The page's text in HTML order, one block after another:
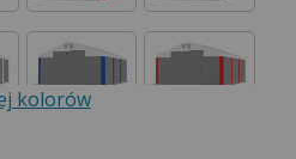
kolorów